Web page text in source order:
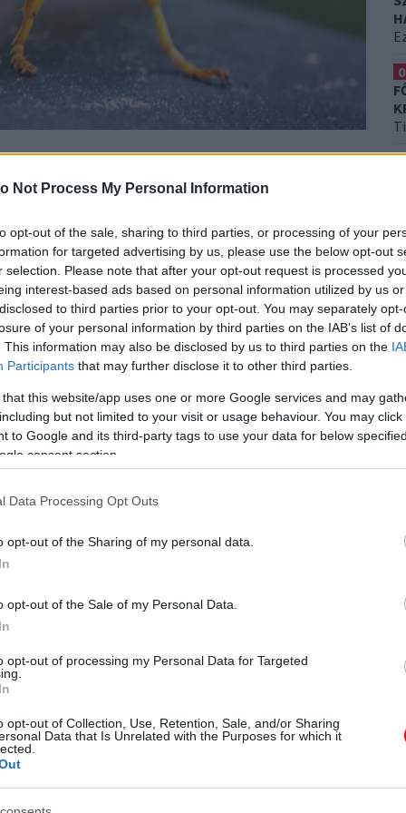
Not Process My Personal Information
opt-out of the sale, sharing to third parties, or processing of your
for targeted advertising by us, please use the below opt-out
selection. Please note that after your opt-out request is processed
interest-based ads based on personal information utilized by us
to third parties prior to your opt-out. You may separately
of your personal information by third parties on the IAB’s list of
This information may also be disclosed by us to third parties on the
Participants that may further disclose it to other third parties.
that this website/app uses one or more Google services and may
but not limited to your visit or usage behaviour. You may
to Google and its third-party tags to use your data for below
consent section.
Data Processing Opt Outs
opt-out of the Sharing of my personal data.
opt-out of the Sale of my Personal Data.
opt-out of processing my Personal Data for Targeted
opt-out of Collection, Use, Retention, Sale, and/or Sharing
Data that Is Unrelated with the Purposes for which it
szinte elkerülhetetlen, így a
szeretnénk. A szakértők szerint
az utána következő reakciók
egy kellemetlenség
fájdalmat, duzzanatot és viszketést okoz, amely
ilyenkor a méregre adott természetes
normális folyamat. Ugyanakkor vannak, akiknél a
duzzanatot, csalánkiütést vagy akár légzési
különösen fontos, hogy az érintettek figyeljenek a
is komoly allergiás reakció előjele lehet.
kezdődik, hanem azzal, ahogyan azt
reakciók akár felerősíthetik a tüneteket, vagy
folyamatait. Éppen ezért a szakemberek
első lépések kulcsfontosságúak, és sokan sajnos